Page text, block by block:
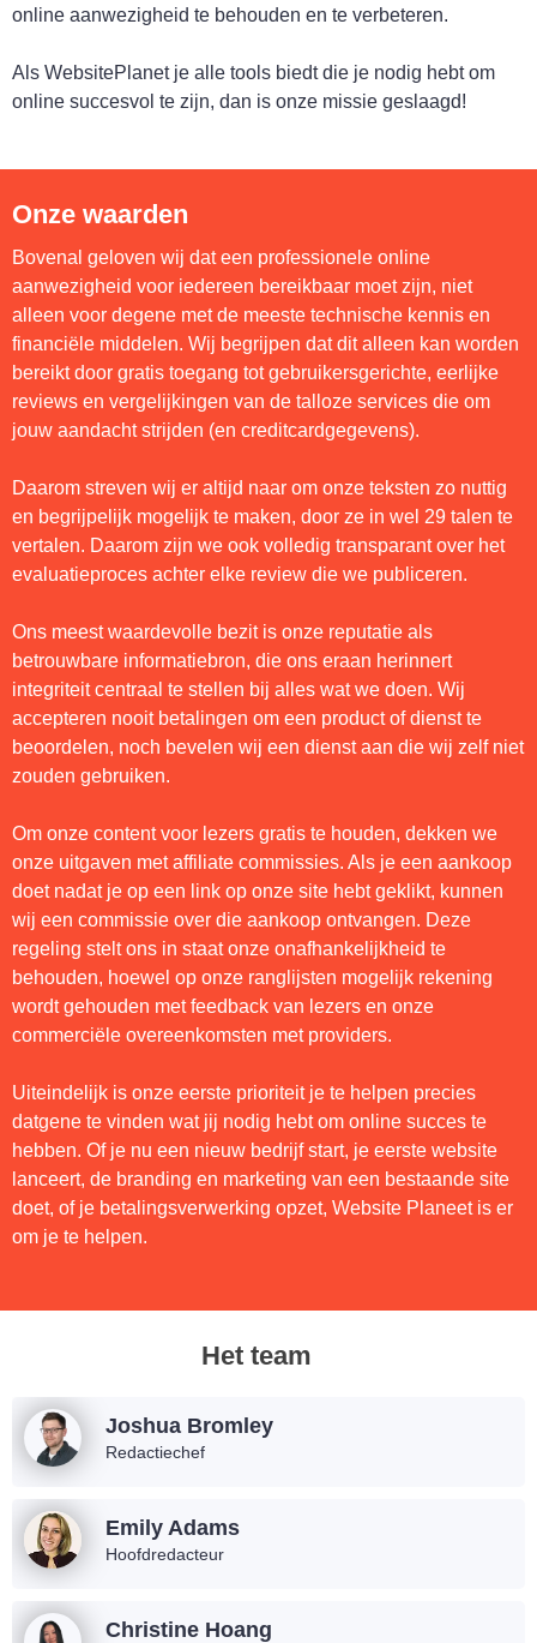
online aanwezigheid te behouden en te verbeteren.
Als WebsitePlanet je alle tools biedt die je nodig hebt om
online succesvol te zijn, dan is onze missie geslaagd!
Onze waarden
Bovenal geloven wij dat een professionele online
aanwezigheid voor iedereen bereikbaar moet zijn, niet
alleen voor degene met de meeste technische kennis en
financiële middelen. Wij begrijpen dat dit alleen kan worden
bereikt door gratis toegang tot gebruikersgerichte, eerlijke
reviews en vergelijkingen van de talloze services die om
jouw aandacht strijden (en creditcardgegevens).
Daarom streven wij er altijd naar om onze teksten zo nuttig
en begrijpelijk mogelijk te maken, door ze in wel 29 talen te
vertalen. Daarom zijn we ook volledig transparant over het
evaluatieproces achter elke review die we publiceren.
Ons meest waardevolle bezit is onze reputatie als
betrouwbare informatiebron, die ons eraan herinnert
integriteit centraal te stellen bij alles wat we doen. Wij
accepteren nooit betalingen om een product of dienst te
beoordelen, noch bevelen wij een dienst aan die wij zelf niet
zouden gebruiken.
Om onze content voor lezers gratis te houden, dekken we
onze uitgaven met affiliate commissies. Als je een aankoop
doet nadat je op een link op onze site hebt geklikt, kunnen
wij een commissie over die aankoop ontvangen. Deze
regeling stelt ons in staat onze onafhankelijkheid te
behouden, hoewel op onze ranglijsten mogelijk rekening
wordt gehouden met feedback van lezers en onze
commerciële overeenkomsten met providers.
Uiteindelijk is onze eerste prioriteit je te helpen precies
datgene te vinden wat jij nodig hebt om online succes te
hebben. Of je nu een nieuw bedrijf start, je eerste website
lanceert, de branding en marketing van een bestaande site
doet, of je betalingsverwerking opzet, Website Planeet is er
om je te helpen.
Het team
Joshua Bromley
Redactiechef
Emily Adams
Hoofdredacteur
Christine Hoang